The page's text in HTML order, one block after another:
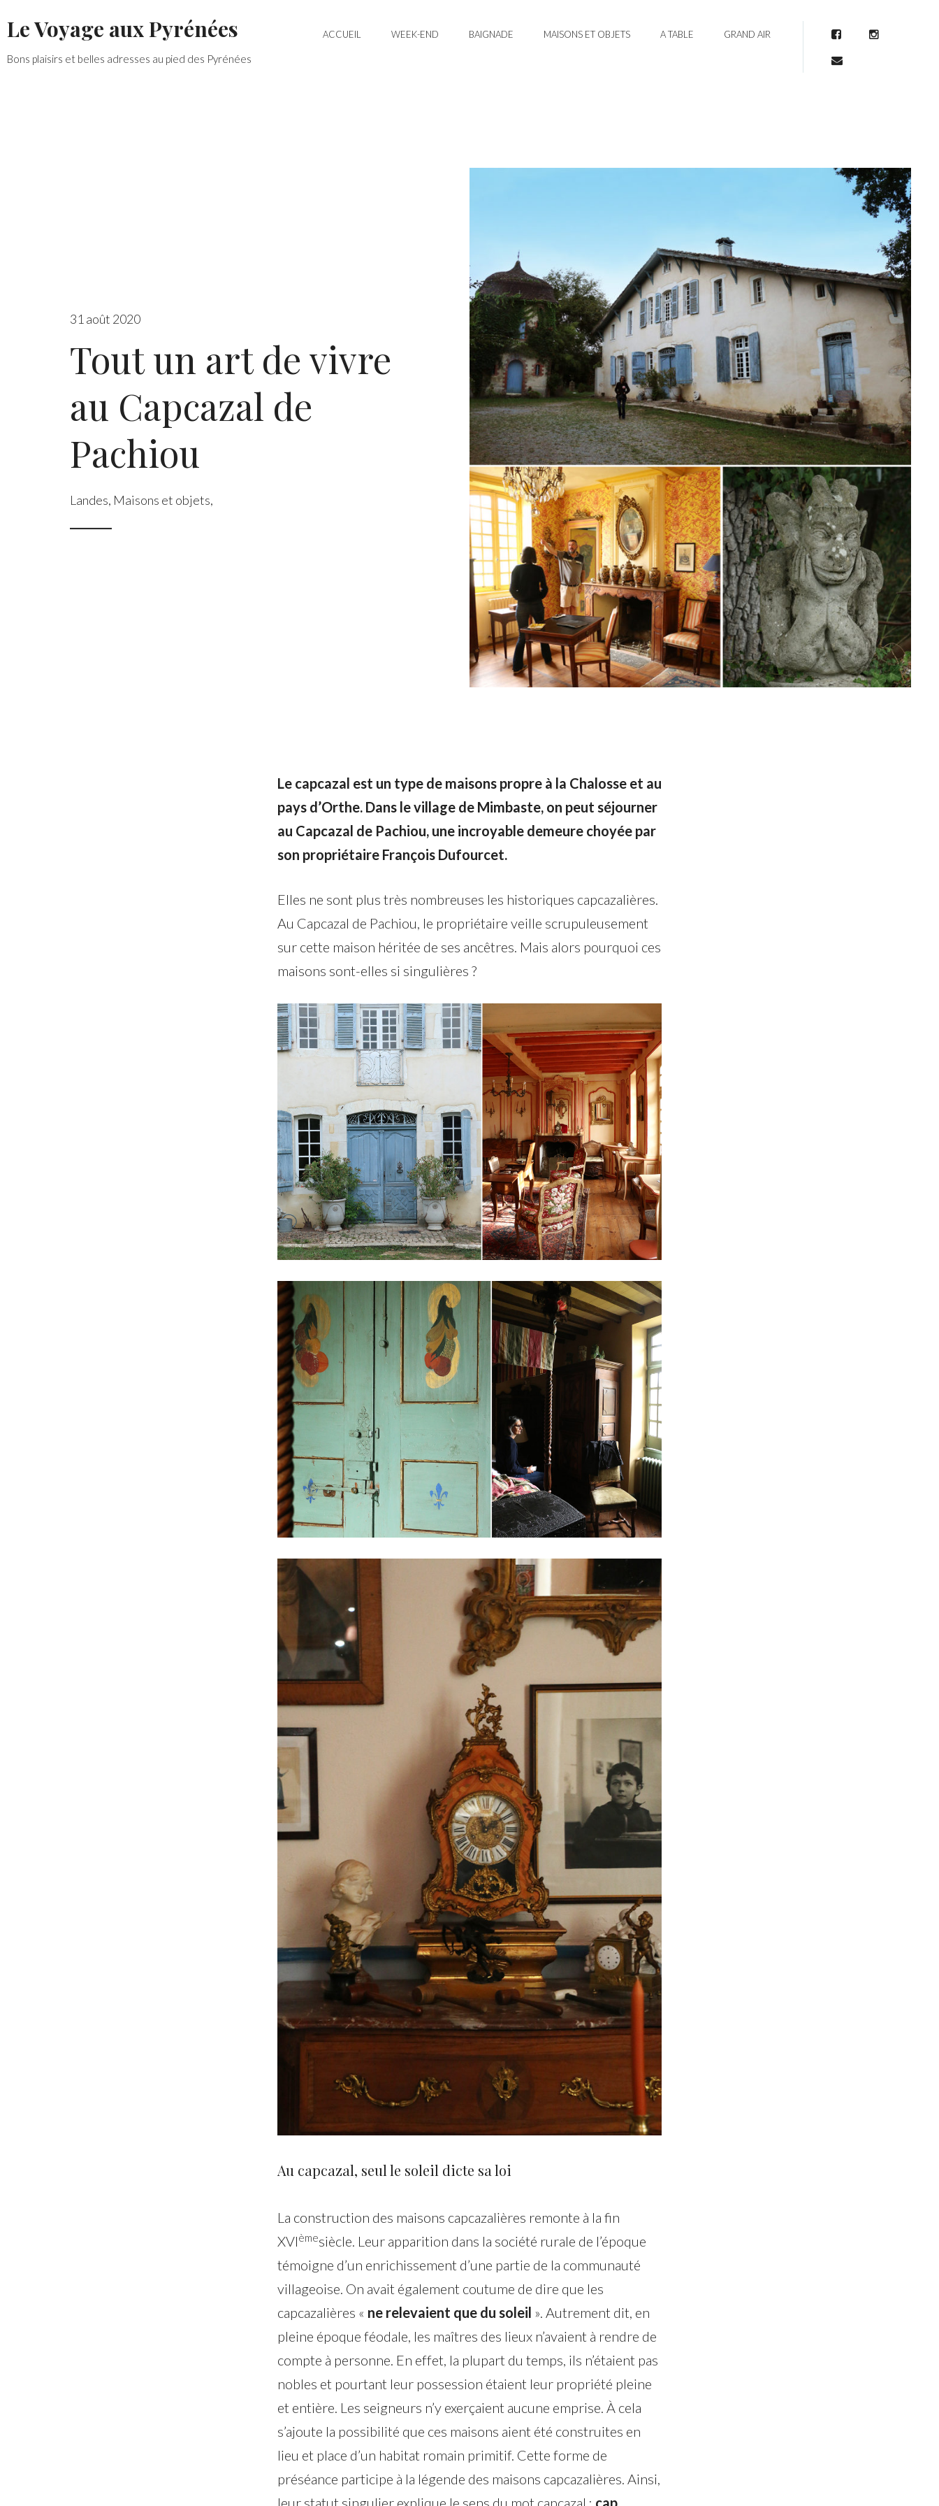
to
content
ACCUEIL WEEK-END BAIGNADE MAISONS ET OBJETS A TABLE GRAND AIR FacebookInstagram
Mail
Le Voyage aux Pyrénées
Bons plaisirs et belles adresses au pied des Pyrénées
31 août 2020
Tout un art de vivre
au Capcazal de
Pachiou
Landes, Maisons et objets,
Le capcazal est un type de maisons propre à la Chalosse et au
pays d’Orthe. Dans le village de Mimbaste, on peut séjourner
au Capcazal de Pachiou, une incroyable demeure choyée par
son propriétaire François Dufourcet.
Elles ne sont plus très nombreuses les historiques capcazalières.
Au Capcazal de Pachiou, le propriétaire veille scrupuleusement
sur cette maison héritée de ses ancêtres. Mais alors pourquoi ces
maisons sont-elles si singulières ?
Au capcazal, seul le soleil dicte sa loi
La construction des maisons capcazalières remonte à la fin
XVIèmesiècle. Leur apparition dans la société rurale de l’époque
témoigne d’un enrichissement d’une partie de la communauté
villageoise. On avait également coutume de dire que les
capcazalières « ne relevaient que du soleil ». Autrement dit, en
pleine époque féodale, les maîtres des lieux n’avaient à rendre de
compte à personne. En effet, la plupart du temps, ils n’étaient pas
nobles et pourtant leur possession étaient leur propriété pleine
et entière. Les seigneurs n’y exerçaient aucune emprise. À cela
s’ajoute la possibilité que ces maisons aient été construites en
lieu et place d’un habitat romain primitif. Cette forme de
préséance participe à la légende des maisons capcazalières. Ainsi,